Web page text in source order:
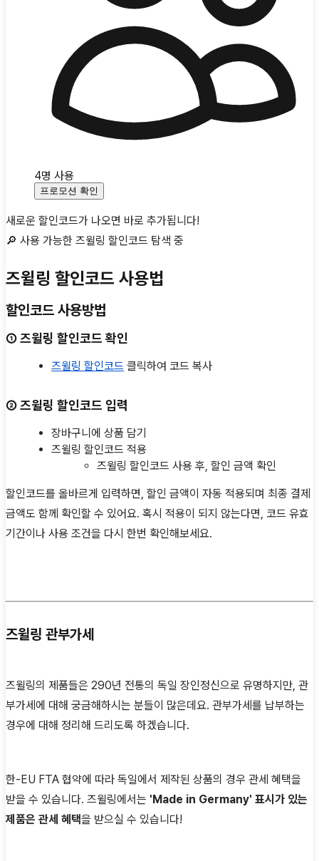
4명 사용
프로모션 확인
새로운 할인코드가 나오면 바로 추가됩니다!
🔎 사용 가능한 즈윌링 할인코드 탐색 중
즈윌링 할인코드 사용법
할인코드 사용방법
① 즈윌링 할인코드 확인
즈윌링 할인코드 클릭하여 코드 복사
② 즈윌링 할인코드 입력
장바구니에 상품 담기
즈윌링 할인코드 적용
즈윌링 할인코드 사용 후, 할인 금액 확인
할인코드를 올바르게 입력하면, 할인 금액이 자동 적용되며 최종 결제
금액도 함께 확인할 수 있어요. 혹시 적용이 되지 않는다면, 코드 유효
기간이나 사용 조건을 다시 한번 확인해보세요.
즈윌링 관부가세
즈윌링의 제품들은 290년 전통의 독일 장인정신으로 유명하지만, 관
부가세에 대해 궁금해하시는 분들이 많은데요. 관부가세를 납부하는
경우에 대해 정리해 드리도록 하겠습니다.
한-EU FTA 협약에 따라 독일에서 제작된 상품의 경우 관세 혜택을
받을 수 있습니다. 즈윌링에서는 'Made in Germany' 표시가 있는
제품은 관세 혜택을 받으실 수 있습니다!